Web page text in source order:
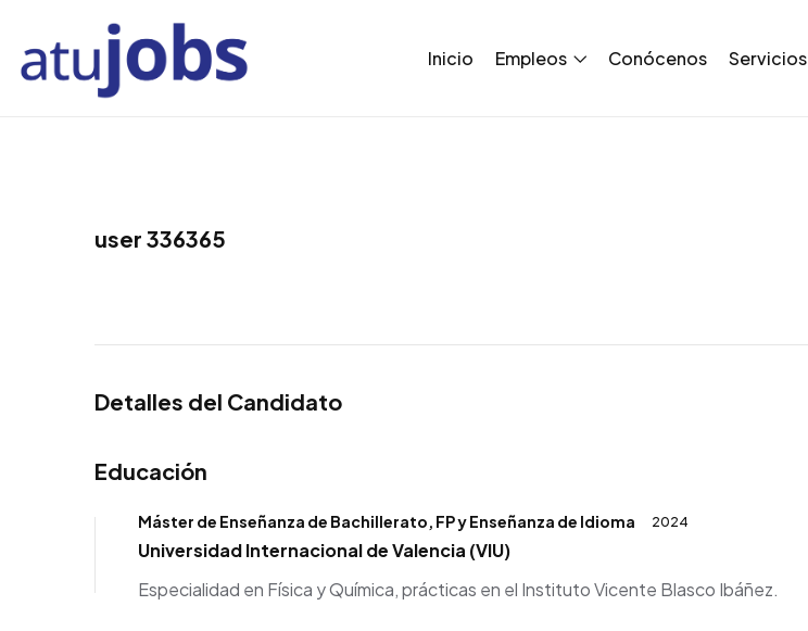
Inicio Empleos Conócenos Servicios
user 336365
Detalles del Candidato
Educación
Máster de Enseñanza de Bachillerato, FP y Enseñanza de Idioma 2024
Universidad Internacional de Valencia (VIU)
Especialidad en Física y Química, prácticas en el Instituto Vicente Blasco Ibáñez.